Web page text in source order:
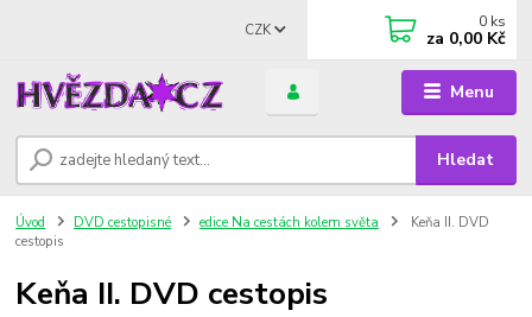
Menu
CZK
Hledat
0 ks
za 0,00 Kč
Úvod DVD cestopisné edice Na cestách kolem světa
Keňa II. DVD
cestopis
Keňa II. DVD cestopis